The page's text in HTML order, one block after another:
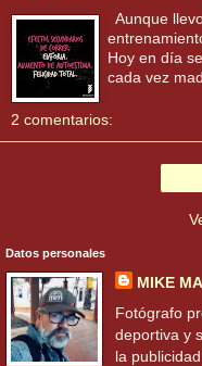
Aunque
Hoy en día
cada vez
2 comentarios:
Datos personales
MIKE
Fotógrafo
deportiva y
la